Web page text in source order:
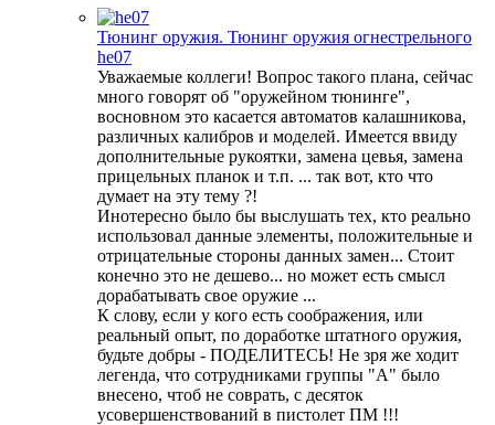
Тюнинг оружия. Тюнинг оружия огнестрельного
he07
Уважаемые коллеги! Вопрос такого плана, сейчас
много говорят об "оружейном тюнинге",
восновном это касается автоматов калашникова,
различных калибров и моделей. Имеется ввиду
дополнительные рукоятки, замена цевья, замена
прицельных планок и т.п. ... так вот, кто что
думает на эту тему ?!
Инотересно было бы выслушать тех, кто реально
использовал данные элементы, положительные и
отрицательные стороны данных замен... Стоит
конечно это не дешево... но может есть смысл
дорабатывать свое оружие ...
К слову, если у кого есть соображения, или
реальный опыт, по доработке штатного оружия,
будьте добры - ПОДЕЛИТЕСЬ! Не зря же ходит
легенда, что сотрудниками группы "А" было
внесено, чтоб не соврать, с десяток
усовершенствований в пистолет ПМ !!!